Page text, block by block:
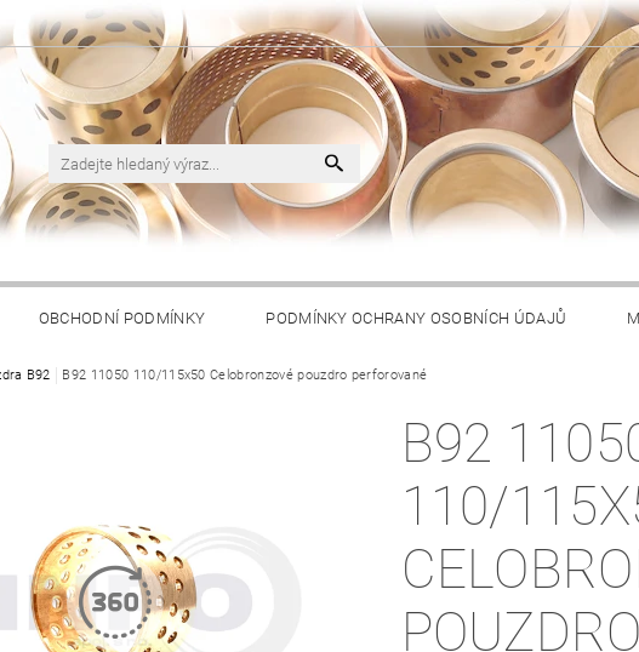
OBCHODNÍ PODMÍNKY PODMÍNKY OCHRANY OSOBNÍCH ÚDAJŮ
B92 B92 11050 110/115x50 Celobronzové pouzdro perforované
B92
110/
POUZDRO